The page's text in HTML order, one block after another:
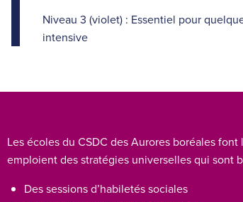
Niveau 3 (violet) : Essentiel pour
intensive
Les écoles du CSDC des Aurores boréales
emploient des stratégies universelles qui sont
Des sessions d’habiletés sociales